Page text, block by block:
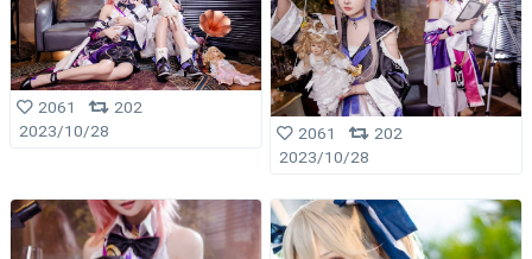
2061
202
2023/10/28
2061
202
2023/10/28